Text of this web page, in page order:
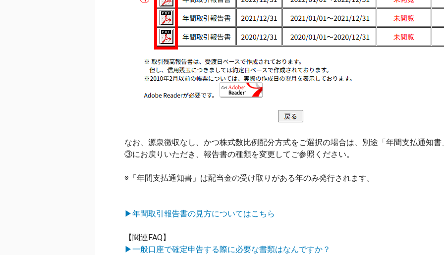
なお、源泉徴収なし、かつ株式数比例配分方式をご選択の場合は、別途「年間支払通知
③にお戻りいただき、報告書の種類を変更してご参照ください。
※「年間支払通知書」は配当金の受け取りがある年のみ発行されます。
▶年間取引報告書の見方についてはこちら
【関連FAQ】
▶一般口座で確定申告する際に必要な書類はなんですか？